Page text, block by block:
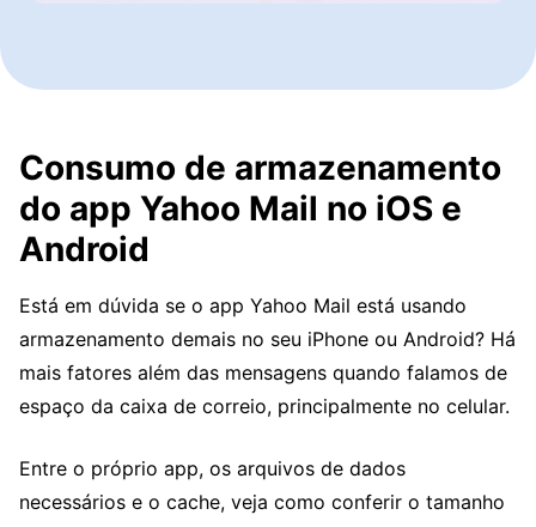
Consumo de armazenamento
do app Yahoo Mail no iOS e
Android
Está em dúvida se o app Yahoo Mail está usando
armazenamento demais no seu iPhone ou Android? Há
mais fatores além das mensagens quando falamos de
espaço da caixa de correio, principalmente no celular.
Entre o próprio app, os arquivos de dados
necessários e o cache, veja como conferir o tamanho